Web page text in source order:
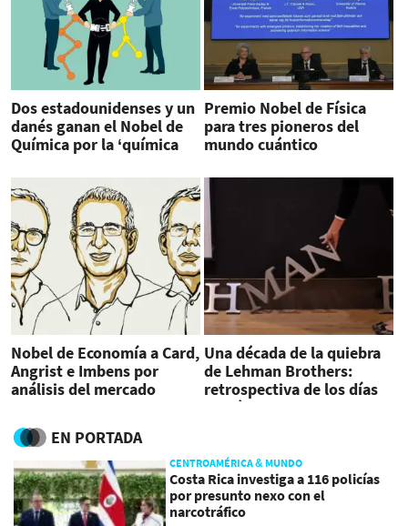
Dos estadounidenses y un
danés ganan el Nobel de
Química por la ‘química
Premio Nobel de Física
para tres pioneros del
mundo cuántico
Nobel de Economía a Card,
Angrist e Imbens por
análisis del mercado
Una década de la quiebra
de Lehman Brothers:
retrospectiva de los días
de pánico
EN PORTADA
CENTROAMÉRICA & MUNDO
Costa Rica investiga a 116 policías
por presunto nexo con el
narcotráfico